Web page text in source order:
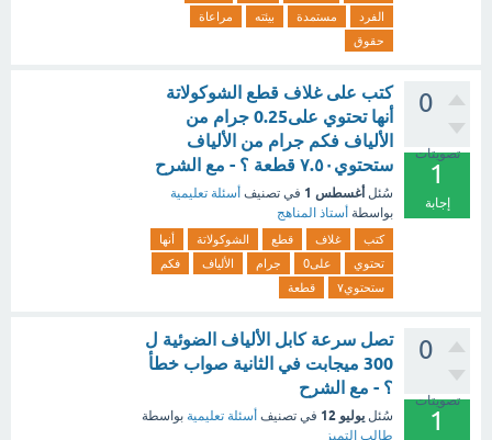
الفرد
مستمدة بيئته
مراعاة
حقوق
0
تصويتات
1
إجابة
‏كتب على غلاف قطع الشوكولاتة
أنها تحتوي على0.25 جرام من
الألياف فكم جرام من الألياف
ستحتوي٧.٥٠ ‏قطعة ؟ - مع الشرح
سُئل أغسطس 1 في تصنيف أسئلة تعليمية
بواسطة أستاذ المناهج
كتب غلاف قطع الشوكولاتة
أنها
تحتوي
على0 جرام الألياف
فكم
ستحتوي٧
قطعة
0
تصويتات
1
تصل سرعة كابل الألياف الضوئية ل
300 ميجابت في الثانية صواب خطأ
؟ - مع الشرح
سُئل يوليو 12 في تصنيف أسئلة تعليمية بواسطة
طالب التميز